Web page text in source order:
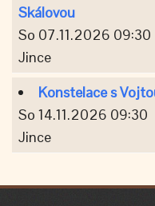
Skálovou
So 07.11.2026 09:30
Jince
Konstelace s
So 14.11.2026 09:30
Jince